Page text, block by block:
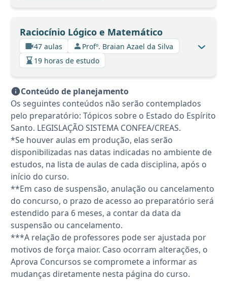
Raciocínio Lógico e Matemático
47 aulas
Profº. Braian Azael da Silva
19 horas de estudo
Conteúdo de planejamento
Os seguintes conteúdos não serão contemplados
pelo preparatório: Tópicos sobre o Estado do Espírito
Santo. LEGISLAÇÃO SISTEMA CONFEA/CREAS.
*Se houver aulas em produção, elas serão
disponibilizadas nas datas indicadas no ambiente de
estudos, na lista de aulas de cada disciplina, após o
início do curso.
**Em caso de suspensão, anulação ou cancelamento
do concurso, o prazo de acesso ao preparatório será
estendido para 6 meses, a contar da data da
suspensão ou cancelamento.
***A relação de professores pode ser ajustada por
motivos de força maior. Caso ocorram alterações, o
Aprova Concursos se compromete a informar as
mudanças diretamente nesta página do curso.